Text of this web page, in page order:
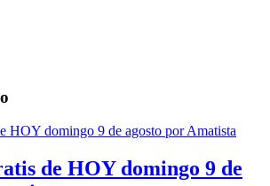
de HOY domingo 9 de